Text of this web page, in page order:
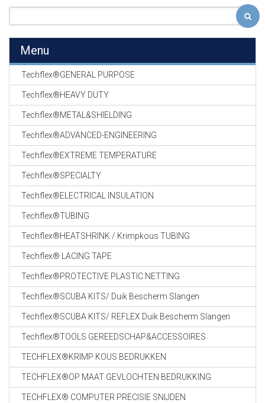
Menu
Techflex®GENERAL PURPOSE
Techflex®HEAVY DUTY
Techflex®METAL&SHIELDING
Techflex®ADVANCED-ENGINEERING
Techflex®EXTREME TEMPERATURE
Techflex®SPECIALTY
Techflex®ELECTRICAL INSULATION
Techflex®TUBING
Techflex®HEATSHRINK / Krimpkous TUBING
Techflex® LACING TAPE
Techflex®PROTECTIVE PLASTIC NETTING
Techflex®SCUBA KITS/ Duik Bescherm Slangen
Techflex®SCUBA KITS/ REFLEX Duik Bescherm Slangen
Techflex®TOOLS GEREEDSCHAP&ACCESSOIRES
TECHFLEX®KRIMP KOUS BEDRUKKEN
TECHFLEX®OP MAAT GEVLOCHTEN BEDRUKKING
TECHFLEX® COMPUTER PRECISIE SNIJDEN